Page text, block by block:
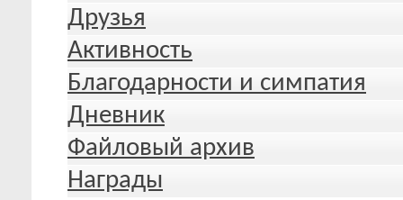
Друзья
Активность
Благодарности и симпатия
Дневник
Файловый архив
Награды